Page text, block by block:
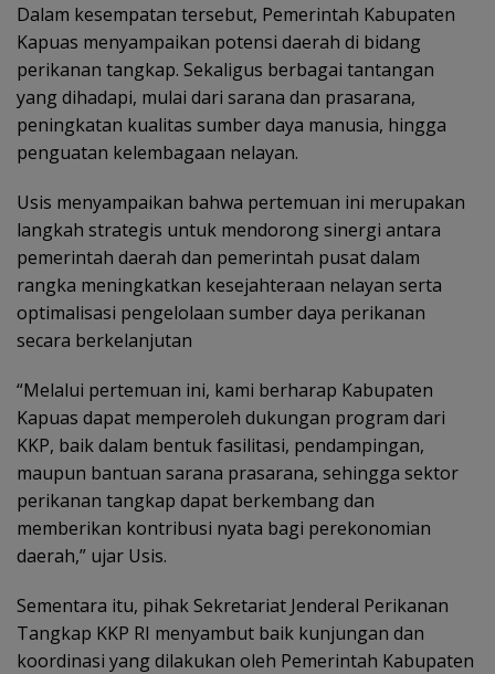
Dalam kesempatan tersebut, Pemerintah Kabupaten
Kapuas menyampaikan potensi daerah di bidang
perikanan tangkap. Sekaligus berbagai tantangan
yang dihadapi, mulai dari sarana dan prasarana,
peningkatan kualitas sumber daya manusia, hingga
penguatan kelembagaan nelayan.
‎Usis menyampaikan bahwa pertemuan ini merupakan
langkah strategis untuk mendorong sinergi antara
pemerintah daerah dan pemerintah pusat dalam
rangka meningkatkan kesejahteraan nelayan serta
optimalisasi pengelolaan sumber daya perikanan
secara berkelanjutan
‎“Melalui pertemuan ini, kami berharap Kabupaten
Kapuas dapat memperoleh dukungan program dari
KKP, baik dalam bentuk fasilitasi, pendampingan,
maupun bantuan sarana prasarana, sehingga sektor
perikanan tangkap dapat berkembang dan
memberikan kontribusi nyata bagi perekonomian
daerah,” ujar Usis.
‎Sementara itu, pihak Sekretariat Jenderal Perikanan
Tangkap KKP RI menyambut baik kunjungan dan
koordinasi yang dilakukan oleh Pemerintah Kabupaten